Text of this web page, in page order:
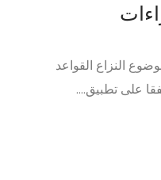
موضوع النزاع القواعد
على تطبيق....